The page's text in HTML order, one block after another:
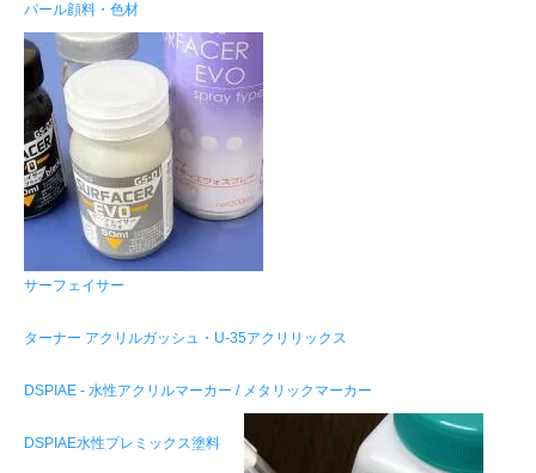
パール顔料・色材
サーフェイサー
ターナー アクリルガッシュ・U-35アクリリックス
DSPIAE - 水性アクリルマーカー / メタリックマーカー
DSPIAE水性プレミックス塗料